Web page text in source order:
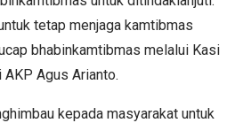
tetap menjaga kamtibmas
bhabinkamtibmas melalui Kasi
Agus Arianto.
kepada masyarakat untuk